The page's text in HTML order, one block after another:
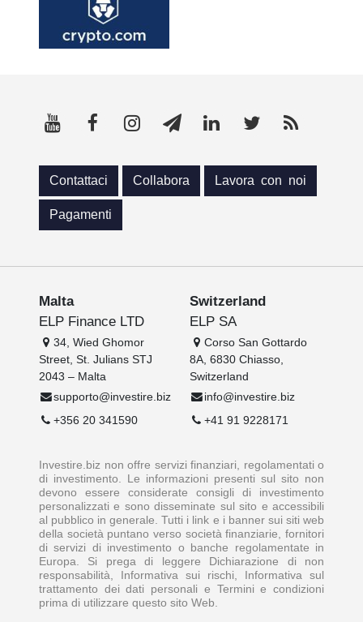
Contattaci Collabora Lavora con noi
Pagamenti
Malta
ELP Finance LTD
34, Wied Ghomor
Street, St. Julians STJ
2043 – Malta
supporto@investire.biz
+356 20 341590
Switzerland
ELP SA
Corso San Gottardo
8A, 6830 Chiasso,
Switzerland
info@investire.biz
+41 91 9228171
Investire.biz non offre servizi finanziari, regolamentati o
di investimento. Le informazioni presenti sul sito non
devono essere considerate consigli di investimento
personalizzati e sono disseminate sul sito e accessibili
al pubblico in generale. Tutti i link e i banner sui siti web
della società puntano verso società finanziarie, fornitori
di servizi di investimento o banche regolamentate in
Europa. Si prega di leggere Dichiarazione di non
responsabilità, Informativa sui rischi, Informativa sul
trattamento dei dati personali e Termini e condizioni
prima di utilizzare questo sito Web.